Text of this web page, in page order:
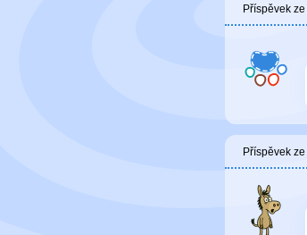
Příspěvek ze
Příspěvek ze